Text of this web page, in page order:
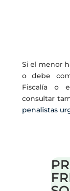
Si el menor
o debe
Fiscalía o
consultar
penalistas